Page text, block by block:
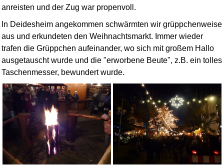
anreisten und der Zug war propenvoll.
In Deidesheim angekommen schwärmten wir grüppchenweise
aus und erkundeten den Weihnachtsmarkt. Immer wieder
trafen die Grüppchen aufeinander, wo sich mit großem Hallo
ausgetauscht wurde und die "erworbene Beute", z.B. ein tolles
Taschenmesser, bewundert wurde.